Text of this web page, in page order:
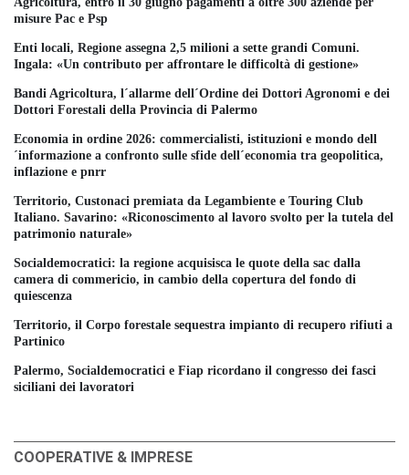
misure Pac e Psp
Enti locali, Regione assegna 2,5 milioni a sette grandi Comuni.
Ingala: «Un contributo per affrontare le difficoltà di gestione»
Bandi Agricoltura, l´allarme dell´Ordine dei Dottori Agronomi e dei
Dottori Forestali della Provincia di Palermo
Economia in ordine 2026: commercialisti, istituzioni e mondo dell
´informazione a confronto sulle sfide dell´economia tra geopolitica,
inflazione e pnrr
Territorio, Custonaci premiata da Legambiente e Touring Club
Italiano. Savarino: «Riconoscimento al lavoro svolto per la tutela del
patrimonio naturale»
Socialdemocratici: la regione acquisisca le quote della sac dalla
camera di commericio, in cambio della copertura del fondo di
quiescenza
Territorio, il Corpo forestale sequestra impianto di recupero rifiuti a
Partinico
Palermo, Socialdemocratici e Fiap ricordano il congresso dei fasci
siciliani dei lavoratori
COOPERATIVE & IMPRESE